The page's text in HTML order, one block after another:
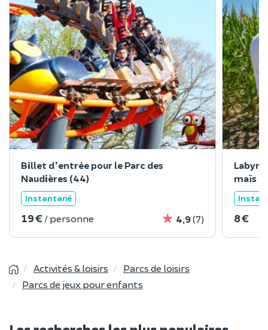
Billet d'entrée pour le Parc des
Naudières (44)
Instantané
19 € / personne 4,9(7)
maïs à
8 €
Activités & loisirs
Parcs de loisirs
Parcs de jeux pour enfants